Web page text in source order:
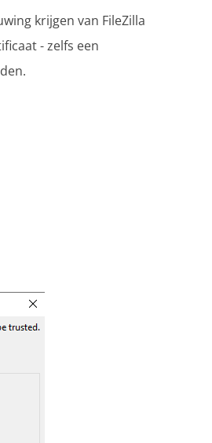
krijgen van FileZilla
- zelfs een